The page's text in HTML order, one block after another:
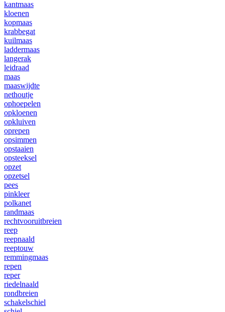
kantmaas
kloenen
kopmaas
krabbegat
kuilmaas
laddermaas
langerak
leidraad
maas
maaswijdte
nethoutje
ophoepelen
opkloenen
opkluiven
oprepen
opsimmen
opstaaien
opsteeksel
opzet
opzetsel
pees
pinkleer
polkanet
randmaas
rechtvooruitbreien
reep
reepnaald
reeptouw
remmingmaas
repen
reper
riedelnaald
rondbreien
schakelschiel